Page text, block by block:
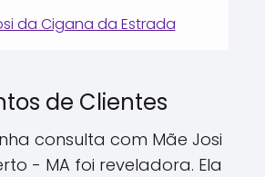
da Cigana da Estrada
de Clientes
consulta com Mãe Josi
- MA foi reveladora. Ela